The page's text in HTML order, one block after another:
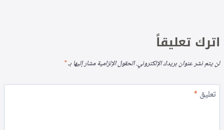
اترك تعليقاً
لن يتم نشر عنوان بريدك الإلكتروني.الحقول الإلزامية مشار إليها بـ*
تعليق*